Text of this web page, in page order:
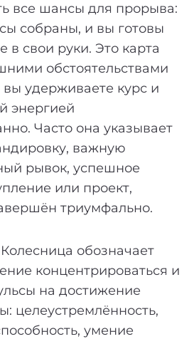
все шансы для прорыва:
собраны, и вы готовы
в свои руки. Это карта
обстоятельствами
вы удерживаете курс и
энергией
Часто она указывает
важную
рывок, успешное
или проект,
триумфально.
обозначает
концентрироваться и
на достижение
целеустремлённость,
умение